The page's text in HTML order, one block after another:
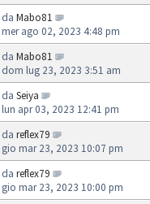
da Mabo81
mer ago 02, 2023 4:48 pm
da Mabo81
dom lug 23, 2023 3:51 am
da Seiya
lun apr 03, 2023 12:41 pm
da reflex79
gio mar 23, 2023 10:07 pm
da reflex79
gio mar 23, 2023 10:00 pm